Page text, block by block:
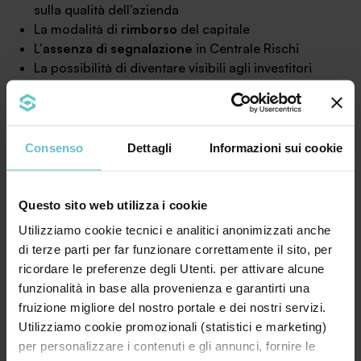
Consenso Dettagli Informazioni sui cookie
Questo sito web utilizza i cookie
Utilizziamo cookie tecnici e analitici anonimizzati anche
di terze parti per far funzionare correttamente il sito, per
ricordare le preferenze degli Utenti. per attivare alcune
funzionalità in base alla provenienza e garantirti una
fruizione migliore del nostro portale e dei nostri servizi.
Utilizziamo cookie promozionali (statistici e marketing)
per personalizzare i contenuti e gli annunci, fornire le
sulla qualità dell’azienda
La modalità di rimborso del capitale
L’assenza di segnalazione in Centrale Rischi
La possibilità di diventare visibili agli investitori
una risorsa importanteper le aziende ben strutturate,
fonti bancarie. È fondamentale considerare
attentamente
i costi associati all’emissione di
minibond
e valutare se l’opportunità di accesso ai
capitali offerta compensi i costi sostenuti.
Riassumiamo qui le domande più frequenti relative a
questo servizio: